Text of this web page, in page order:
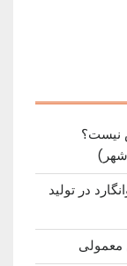
نیست؟
در تولید
معمولی